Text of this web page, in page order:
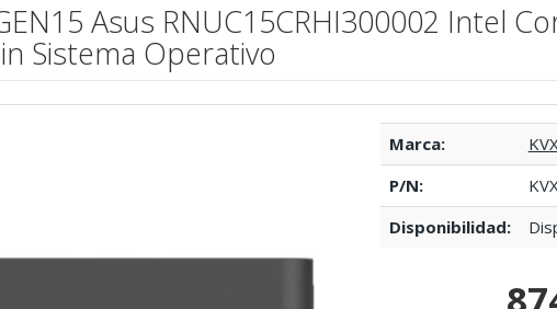
Asus RNUC15CRHI300002 Intel
Sistema Operativo
Marca:
KVX
P/N:
Disponibilidad: